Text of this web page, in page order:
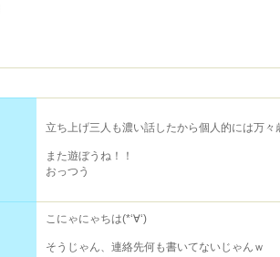
立ち上げ三人も濃い話したから個人的には万々
また遊ぼうね！！
おっつう
こにゃにゃちは(*‘∀‘)
そうじゃん、連絡先何も書いてないじゃんｗ